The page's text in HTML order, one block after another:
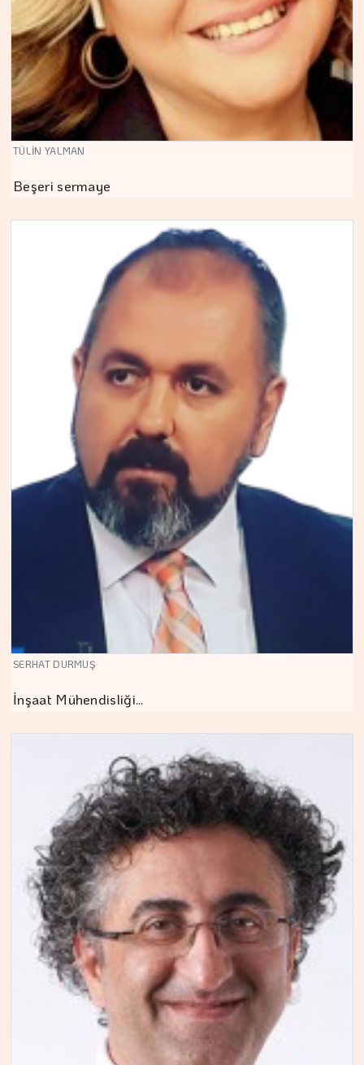
TÜLİN YALMAN
Beşeri sermaye
SERHAT DURMUŞ
İnşaat Mühendisliği…